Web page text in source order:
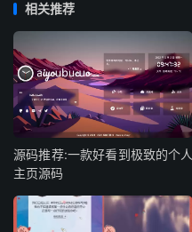
相关推荐
源码推荐:一款好看到极致的个人
主页源码